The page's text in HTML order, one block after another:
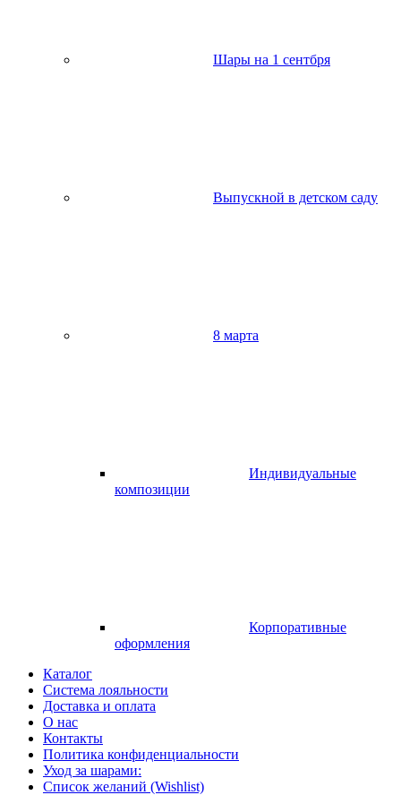
Шары на 1 сентбря
Выпускной в детском саду
8 марта
Индивидуальные
композиции
Корпоративные
оформления
Каталог
Система лояльности
Доставка и оплата
О нас
Контакты
Политика конфиденциальности
Уход за шарами:
Список желаний (Wishlist)